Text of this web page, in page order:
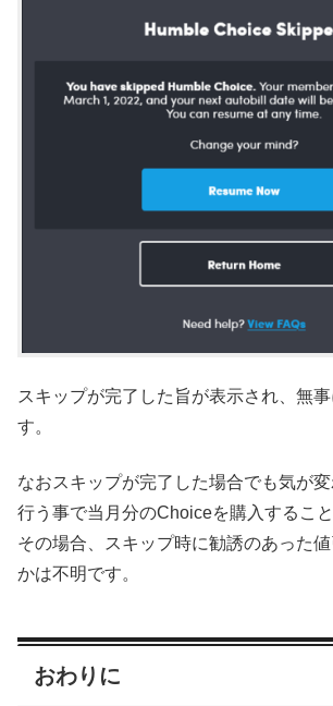
スキップが完了した旨が表示され、無
す。
なおスキップが完了した場合でも気が
行う事で当月分のChoiceを購入すること
その場合、スキップ時に勧誘のあった
かは不明です。
おわりに